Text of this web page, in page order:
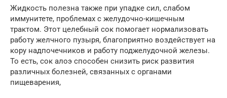
Жидкость полезна также при упадке сил, слабом
иммунитете, проблемах с желудочно-кишечным
трактом. Этот целебный сок помогает нормализовать
работу желчного пузыря, благоприятно воздействует на
кору надпочечников и работу поджелудочной железы.
То есть, сок алоэ способен снизить риск развития
различных болезней, связанных с органами
пищеварения,